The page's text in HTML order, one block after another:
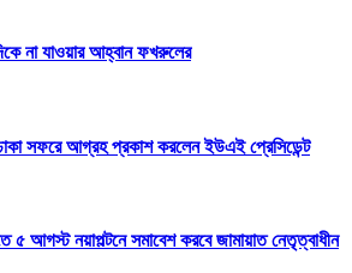
না যাওয়ার আহ্বান ফখরুলের
ঢাকা সফরে আগ্রহ প্রকাশ করলেন ইউএই প্রেসিডেন্ট
৫ আগস্ট নয়াপল্টনে সমাবেশ করবে জামায়াত নেতৃত্বাধীন